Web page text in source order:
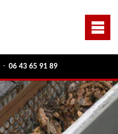
- 06 43 65 91 89